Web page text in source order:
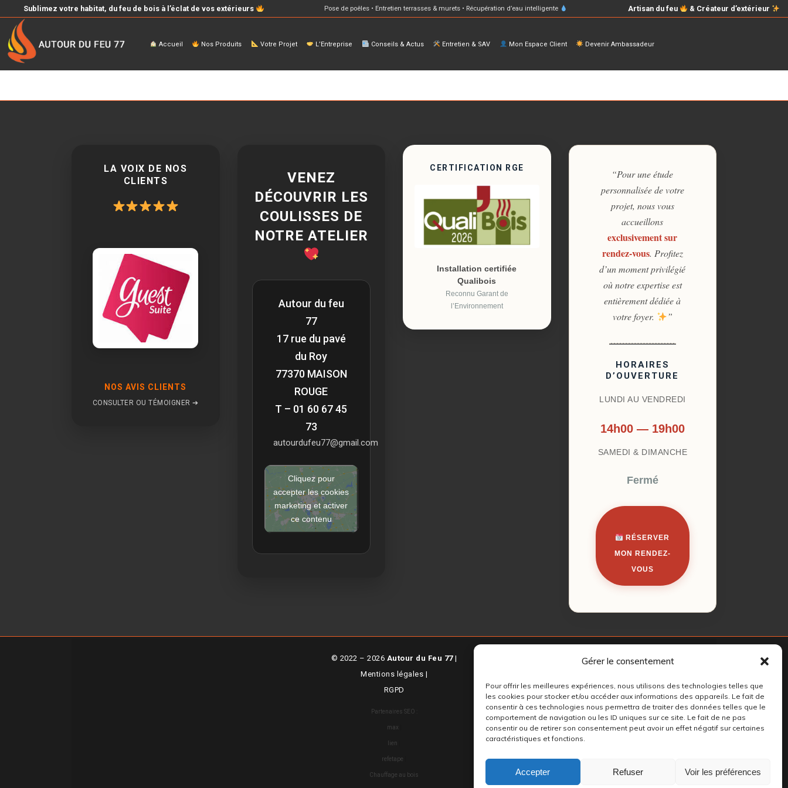
Gérer le consentement
Pour offrir les meilleures expériences, nous utilisons des technologies telles que
les cookies pour stocker et/ou accéder aux informations des appareils. Le fait de
consentir à ces technologies nous permettra de traiter des données telles que le
comportement de navigation ou les ID uniques sur ce site. Le fait de ne pas
consentir ou de retirer son consentement peut avoir un effet négatif sur certaines
caractéristiques et fonctions.
Accepter Refuser Voir les préférences
Sublimez votre habitat, du feu de bois à l’éclat de vos extérieurs Pose de poêles • Entretien terrasses & murets • Récupération d’eau intelligente Artisan du feu & Créateur d’extérieur
Accueil Nos Produits Votre Projet L’Entreprise Conseils & Actus Entretien & SAV Mon Espace Client Devenir Ambassadeur
LA VOIX DE NOS
CLIENTS
NOS AVIS CLIENTS
CONSULTER OU TÉMOIGNER ➔
VENEZ
DÉCOUVRIR LES
COULISSES DE
NOTRE ATELIER
Autour du feu
77
17 rue du pavé
du Roy
77370 MAISON
ROUGE
T – 01 60 67 45
73
autourdufeu77@gmail.com
Cliquez pour
accepter les cookies
marketing et activer
ce contenu
CERTIFICATION RGE
Installation certifiée
Qualibois
Reconnu Garant de
l’Environnement
“Pour une étude
personnalisée de votre
projet, nous vous
accueillons
exclusivement sur
rendez-vous. Profitez
d’un moment privilégié
où notre expertise est
entièrement dédiée à
votre foyer.
”
HORAIRES
D’OUVERTURE
LUNDI AU VENDREDI
14h00 — 19h00
SAMEDI & DIMANCHE
Fermé
RÉSERVER
MON RENDEZ-
VOUS
© 2022 – 2026 Autour du Feu 77|
Mentions légales |
RGPD
Partenaires SEO :
max
lien
refetape
Chauffage au bois